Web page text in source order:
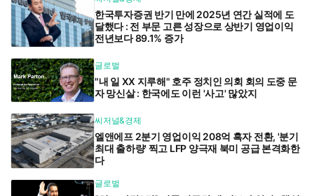
한국투자증권 반기 만에 2025년 연간 실적에 도
달했다 : 전 부문 고른 성장으로 상반기 영업이익
전년보다 89.1% 증가
글로벌
"내 일 XX 지루해" 호주 정치인 의회 회의 도중 문
자 망신살 : 한국에도 이런 '사고' 많았지
씨저널&경제
엘앤에프 2분기 영업이익 208억 흑자 전환, '분기
최대 출하량' 찍고 LFP 양극재 북미 공급 본격화한
다
글로벌